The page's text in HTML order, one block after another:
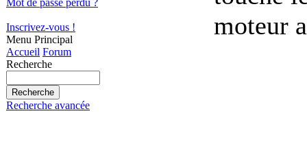
Mot de passe perdu ?
Inscrivez-vous !
Menu Principal
Accueil Forum
Recherche
Recherche avancée
moteur